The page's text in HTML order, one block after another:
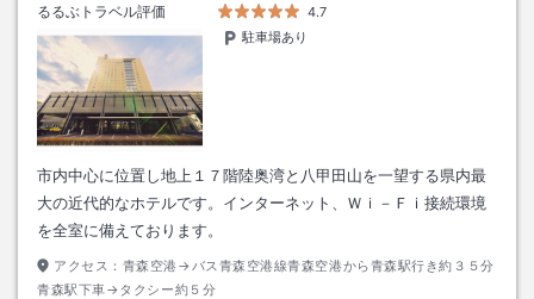
るるぶトラベル評価
4.7
駐車場あり
市内中心に位置し地上１７階陸奥湾と八甲田山を一望する県内最
大の近代的なホテルです。インターネット、Ｗｉ－Ｆｉ接続環境
を全室に備えております。
アクセス： 青森空港→バス青森空港線青森空港から青森駅行き約３５分
青森駅下車→タクシー約５分